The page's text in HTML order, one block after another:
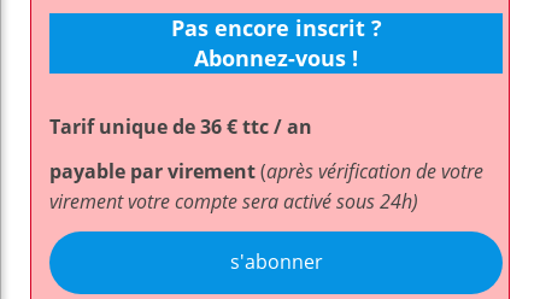
Pas encore inscrit ?
Abonnez-vous !
Tarif unique de 36 € ttc / an
payable par virement(après vérification de votre
virement votre compte sera activé sous 24h)
s'abonner